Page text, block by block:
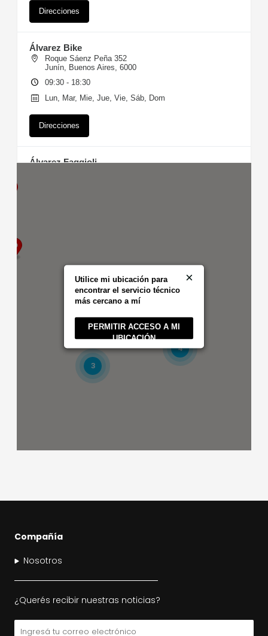
Direcciones
Álvarez Bike
Roque Sáenz Peña 352
Junín, Buenos Aires, 6000
09:30 - 18:30
Lun, Mar, Mie, Jue, Vie, Sáb, Dom
Direcciones
Álvarez Faggioli
Barros Cecilia
Armesti 3476
Banfield, Buenos Aires, 1828
Lun, Mar, Mie, Jue, Vie, Sáb, Dom
09:30 - 18:30
Lun, Mar, Mie, Jue, Vie, Sáb, Dom
Bicicletería Bike Shop Balcarce
San Juan 495
16
4
3
Utilice mi ubicación para
encontrar el servicio técnico
más cercano a mí
×
PERMITIR ACCESO A MI
UBICACIÓN
Compañía
Nosotros
¿Querés recibir nuestras noticias?
Email